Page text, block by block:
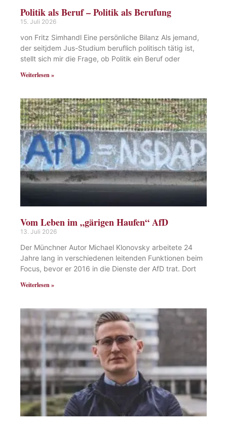
Politik als Beruf – Politik als Berufung
15. Juli 2026
von Fritz Simhandl Eine persönliche Bilanz Als jemand,
der seitjdem Jus-Studium beruflich politisch tätig ist,
stellt sich mir die Frage, ob Politik ein Beruf oder
Weiterlesen »
Vom Leben im „gärigen Haufen“ AfD
13. Juli 2026
Der Münchner Autor Michael Klonovsky arbeitete 24
Jahre lang in verschiedenen leitenden Funktionen beim
Focus, bevor er 2016 in die Dienste der AfD trat. Dort
Weiterlesen »